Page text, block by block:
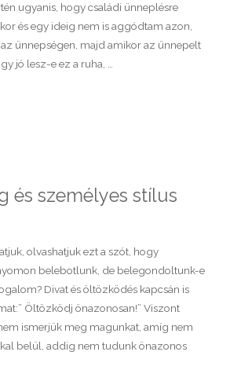
ugyanis, hogy családi ünneplésre
és egy ideig nem is aggódtam azon,
ünnepségen, majd amikor az ünnepelt
jó lesz-e ez a ruha, …
és személyes stílus
olvashatjuk ezt a szót, hogy
belebotlunk, de belegondoltunk-e
Divat és öltözködés kapcsán is
Öltözködj önazonosan!” Viszont
ismerjük meg magunkat, amíg nem
belül, addig nem tudunk önazonos